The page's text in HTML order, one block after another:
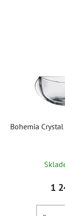
Bohemia
1